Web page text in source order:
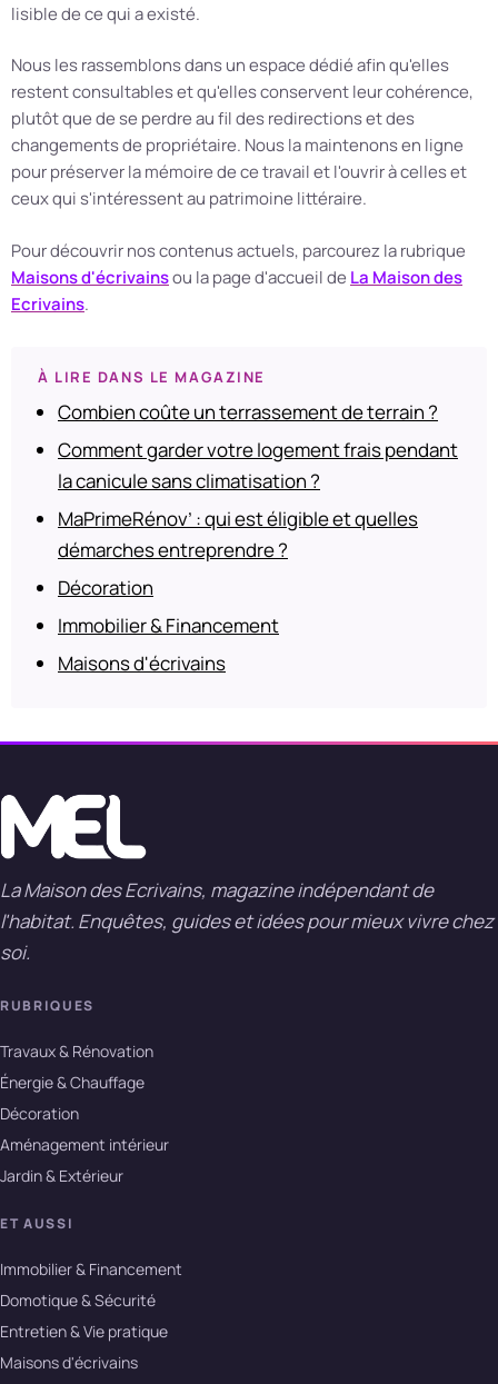
lisible de ce qui a existé.
Nous les rassemblons dans un espace dédié afin qu'elles
restent consultables et qu'elles conservent leur cohérence,
plutôt que de se perdre au fil des redirections et des
changements de propriétaire. Nous la maintenons en ligne
pour préserver la mémoire de ce travail et l'ouvrir à celles et
ceux qui s'intéressent au patrimoine littéraire.
Pour découvrir nos contenus actuels, parcourez la rubrique
Maisons d'écrivainsou la page d'accueil de La Maison des
Ecrivains.
À LIRE DANS LE MAGAZINE
Combien coûte un terrassement de terrain ?
Comment garder votre logement frais pendant
la canicule sans climatisation ?
MaPrimeRénov’ : qui est éligible et quelles
démarches entreprendre ?
Décoration
Immobilier & Financement
Maisons d'écrivains
La Maison des Ecrivains, magazine indépendant de
l'habitat. Enquêtes, guides et idées pour mieux vivre chez
soi.
RUBRIQUES
Travaux & Rénovation
Énergie & Chauffage
Décoration
Aménagement intérieur
Jardin & Extérieur
ET AUSSI
Immobilier & Financement
Domotique & Sécurité
Entretien & Vie pratique
Maisons d'écrivains